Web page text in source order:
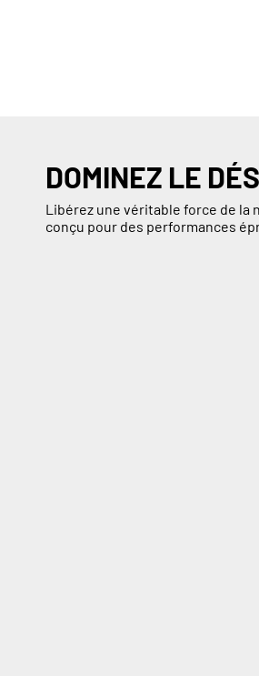
DOMINEZ LE
Libérez une véritable force de la
conçu pour des performances